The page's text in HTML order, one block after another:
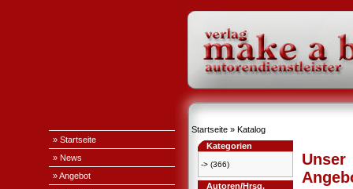
» Startseite
» News
» Angebot
Startseite » Katalog
Kategorien
-> (366)
Autoren/Hrsg.
Unser